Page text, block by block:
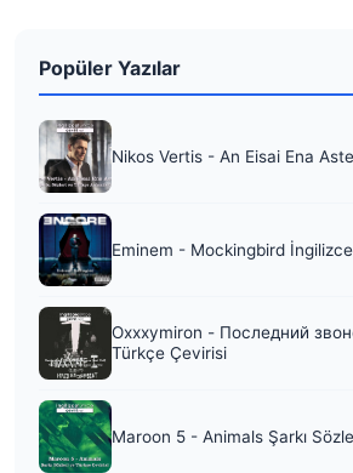
Popüler Yazılar
Nikos Vertis - An Eisai Ena
Eminem - Mockingbird
Oxxxymiron - Последний
Türkçe Çevirisi
Maroon 5 - Animals Şarkı